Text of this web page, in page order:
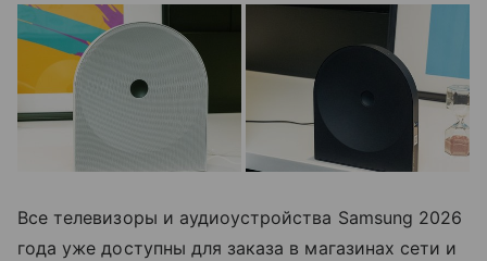
Все телевизоры и аудиоустройства Samsung 2026
года уже доступны для заказа в магазинах сети и